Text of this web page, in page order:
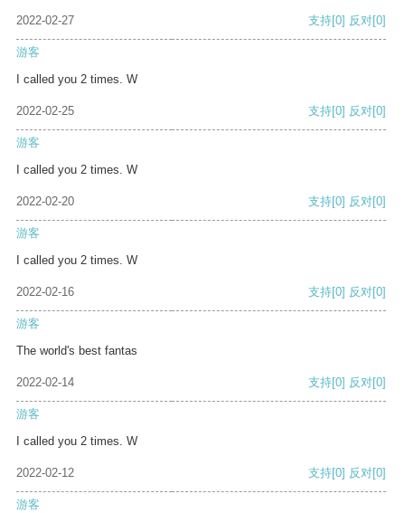
2022-02-27 支持[0] 反对[0]
游客
I called you 2 times. W
2022-02-25 支持[0] 反对[0]
游客
I called you 2 times. W
2022-02-20 支持[0] 反对[0]
游客
I called you 2 times. W
2022-02-16 支持[0] 反对[0]
游客
The world's best fantas
2022-02-14 支持[0] 反对[0]
游客
I called you 2 times. W
2022-02-12 支持[0] 反对[0]
游客